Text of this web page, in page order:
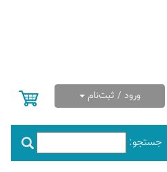
ورود / ثبت‌نام
جستجو: